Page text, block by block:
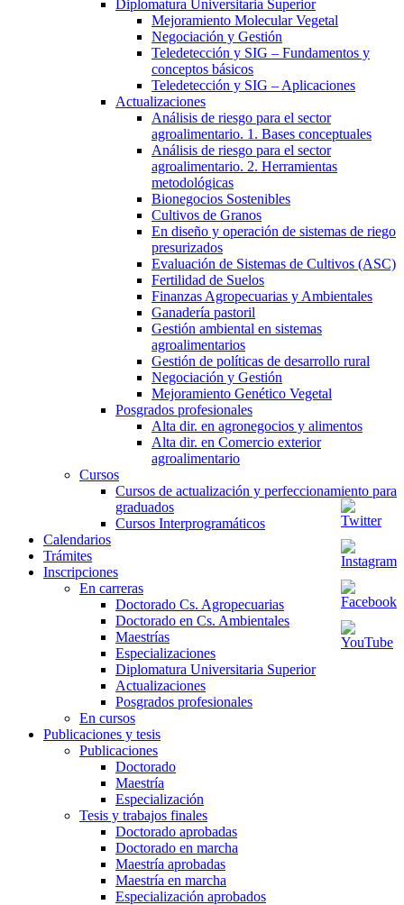
Diplomatura Universitaria Superior
Mejoramiento Molecular Vegetal
Negociación y Gestión
Teledetección y SIG – Fundamentos y
conceptos básicos
Teledetección y SIG – Aplicaciones
Actualizaciones
Análisis de riesgo para el sector
agroalimentario. 1. Bases conceptuales
Análisis de riesgo para el sector
agroalimentario. 2. Herramientas
metodológicas
Bionegocios Sostenibles
Cultivos de Granos
En diseño y operación de sistemas de riego
presurizados
Evaluación de Sistemas de Cultivos (ASC)
Fertilidad de Suelos
Finanzas Agropecuarias y Ambientales
Ganadería pastoril
Gestión ambiental en sistemas
agroalimentarios
Gestión de políticas de desarrollo rural
Negociación y Gestión
Mejoramiento Genético Vegetal
Posgrados profesionales
Alta dir. en agronegocios y alimentos
Alta dir. en Comercio exterior
agroalimentario
Cursos
Cursos de actualización y perfeccionamiento para
graduados
Cursos Interprogramáticos
Calendarios
Trámites
Inscripciones
En carreras
Doctorado Cs. Agropecuarias
Doctorado en Cs. Ambientales
Maestrías
Especializaciones
Diplomatura Universitaria Superior
Actualizaciones
Posgrados profesionales
En cursos
Publicaciones y tesis
Publicaciones
Doctorado
Maestría
Especialización
Tesis y trabajos finales
Doctorado aprobadas
Doctorado en marcha
Maestría aprobadas
Maestría en marcha
Especialización aprobados